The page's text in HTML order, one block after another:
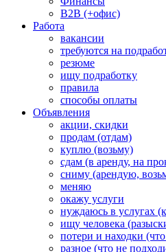
B2B (+офис)
Работа
вакансии
требуются на
резюме
ищу подработку
правила
способы оплаты
Объявления
акции, скидки
продам (отдам)
куплю (возьму)
сдам (в аренду, на
сниму (арендую,
меняю
окажу услуги
нуждаюсь в услугах
ищу человека
потери и находки
разное (что не